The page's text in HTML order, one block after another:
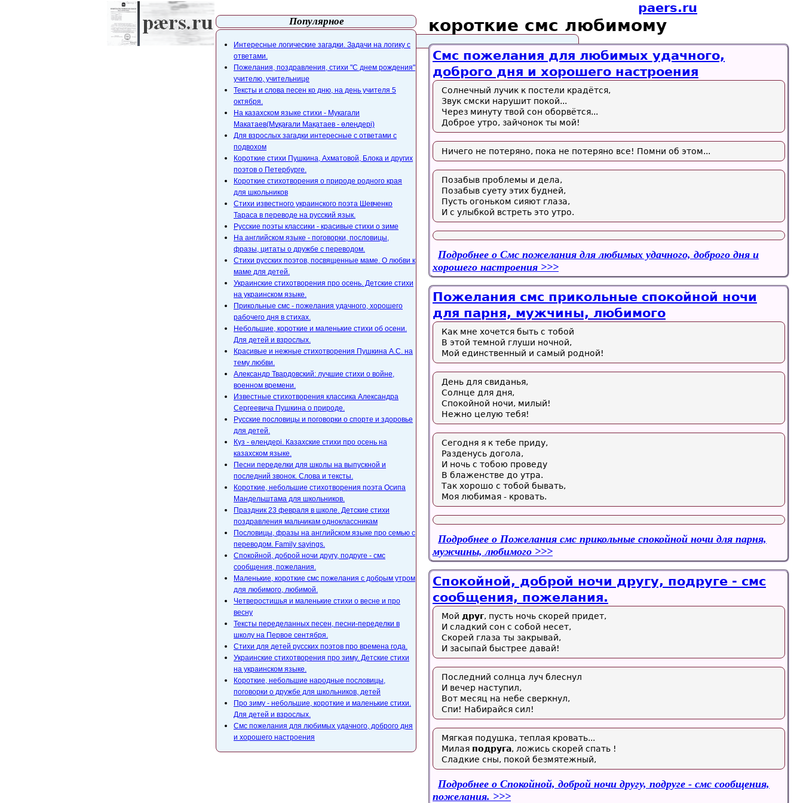
paers.ru
короткие смс любимому
Смс пожелания для любимых удачного,
доброго дня и хорошего настроения
Солнечный лучик к постели крадётся,
Звук смски нарушит покой...
Через минуту твой сон оборвётся...
Доброе утро, зайчонок ты мой!
Ничего не потеряно, пока не потеряно все! Помни об этом...
Позабыв проблемы и дела,
Позабыв суету этих будней,
Пусть огоньком сияют глаза,
И с улыбкой встреть это утро.
Подробнее о Смс пожелания для любимых удачного, доброго дня и
хорошего настроения
Пожелания смс прикольные спокойной ночи
для парня, мужчины, любимого
Как мне хочется быть с тобой
В этой темной глуши ночной,
Мой единственный и самый родной!
День для свиданья,
Солнце для дня,
Спокойной ночи, милый!
Нежно целую тебя!
Сегодня я к тебе приду,
Разденусь догола,
И ночь с тобою проведу
В блаженстве до утра.
Так хорошо с тобой бывать,
Моя любимая - кровать.
Подробнее о Пожелания смс прикольные спокойной ночи для парня,
мужчины, любимого
Спокойной, доброй ночи другу, подруге - смс
сообщения, пожелания.
Мой друг, пусть ночь скорей придет,
И сладкий сон с собой несет,
Скорей глаза ты закрывай,
И засыпай быстрее давай!
Последний солнца луч блеснул
И вечер наступил,
Вот месяц на небе сверкнул,
Спи! Набирайся сил!
Мягкая подушка, теплая кровать...
Милая подруга, ложись скорей спать !
Сладкие сны, покой безмятежный,
Подробнее о Спокойной, доброй ночи другу, подруге - смс сообщения,
пожелания.
Популярное
Интересные логические загадки. Задачи на логику с
ответами.
Пожелания, поздравления, стихи "С днем рождения"
учителю, учительнице
Тексты и слова песен ко дню, на день учителя 5
октября.
На казахском языке стихи - Мукагали
Макатаев(Мұқағали Мақатаев - өлеңдері)
Для взрослых загадки интересные с ответами с
подвохом
Короткие стихи Пушкина, Ахматовой, Блока и других
поэтов о Петербурге.
Короткие стихотворения о природе родного края
для школьников
Стихи известного украинского поэта Шевченко
Тараса в переводе на русский язык.
Русские поэты классики - красивые стихи о зиме
На английском языке - поговорки, пословицы,
фразы, цитаты о дружбе с переводом.
Стихи русских поэтов, посвященные маме. О любви к
маме для детей.
Украинские стихотворения про осень. Детские стихи
на украинском языке.
Прикольные смс - пожелания удачного, хорошего
рабочего дня в стихах.
Небольшие, короткие и маленькие стихи об осени.
Для детей и взрослых.
Красивые и нежные стихотворения Пушкина А.С. на
тему любви.
Александр Твардовский: лучшие стихи о войне,
военном времени.
Известные стихотворения классика Александра
Сергеевича Пушкина о природе.
Русские пословицы и поговорки о спорте и здоровье
для детей.
Күз - өлеңдері. Казахские стихи про осень на
казахском языке.
Песни переделки для школы на выпускной и
последний звонок. Слова и тексты.
Короткие, небольшие стихотворения поэта Осипа
Мандельштама для школьников.
Праздник 23 февраля в школе. Детские стихи
поздравления мальчикам одноклассникам
Пословицы, фразы на английском языке про семью с
переводом. Family sayings.
Спокойной, доброй ночи другу, подруге - смс
сообщения, пожелания.
Маленькие, короткие смс пожелания с добрым утром
для любимого, любимой.
Четверостишья и маленькие стихи о весне и про
весну
Тексты переделанных песен, песни-переделки в
школу на Первое сентября.
Стихи для детей русских поэтов про времена года.
Украинские стихотворения про зиму. Детские стихи
на украинском языке.
Короткие, небольшие народные пословицы,
поговорки о дружбе для школьников, детей
Про зиму - небольшие, короткие и маленькие стихи.
Для детей и взрослых.
Смс пожелания для любимых удачного, доброго дня
и хорошего настроения
Карта сайта webmaster@paers.ru